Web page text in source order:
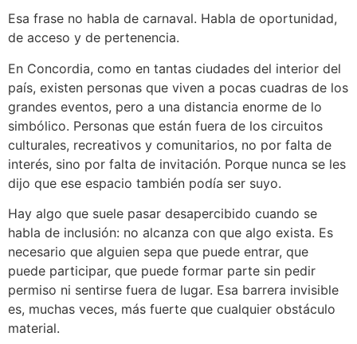
Esa frase no habla de carnaval. Habla de oportunidad,
de acceso y de pertenencia.
En Concordia, como en tantas ciudades del interior del
país, existen personas que viven a pocas cuadras de los
grandes eventos, pero a una distancia enorme de lo
simbólico. Personas que están fuera de los circuitos
culturales, recreativos y comunitarios, no por falta de
interés, sino por falta de invitación. Porque nunca se les
dijo que ese espacio también podía ser suyo.
Hay algo que suele pasar desapercibido cuando se
habla de inclusión: no alcanza con que algo exista. Es
necesario que alguien sepa que puede entrar, que
puede participar, que puede formar parte sin pedir
permiso ni sentirse fuera de lugar. Esa barrera invisible
es, muchas veces, más fuerte que cualquier obstáculo
material.